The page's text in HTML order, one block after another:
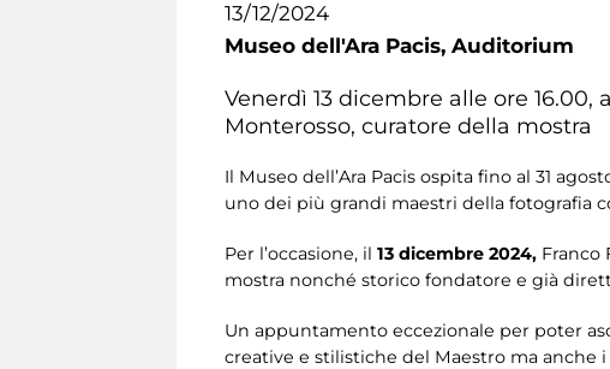
13/12/2024
Museo dell'Ara Pacis, Auditorium
Venerdì 13 dicembre alle ore
Monterosso, curatore della mostra
Il Museo dell’Ara Pacis ospita fino al 31
uno dei più grandi maestri della fotografia
Per l’occasione, il 13 dicembre 2024, Franco
mostra nonché storico fondatore e già
Un appuntamento eccezionale per poter
creative e stilistiche del Maestro ma